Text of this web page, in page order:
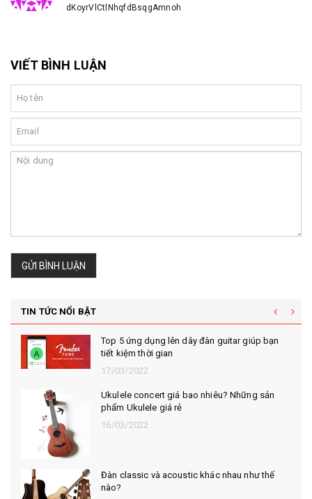
dKoyrVlCtlNhqfdBsqgAmnoh
VIẾT BÌNH LUẬN
GỬI BÌNH LUẬN
TIN TỨC NỔI BẬT
Top 5 ứng dụng lên dây đàn guitar giúp bạn
tiết kiệm thời gian
17/03/2022
Ukulele concert giá bao nhiêu? Những sản
phẩm Ukulele giá rẻ
16/03/2022
Đàn classic và acoustic khác nhau như thế
nào?